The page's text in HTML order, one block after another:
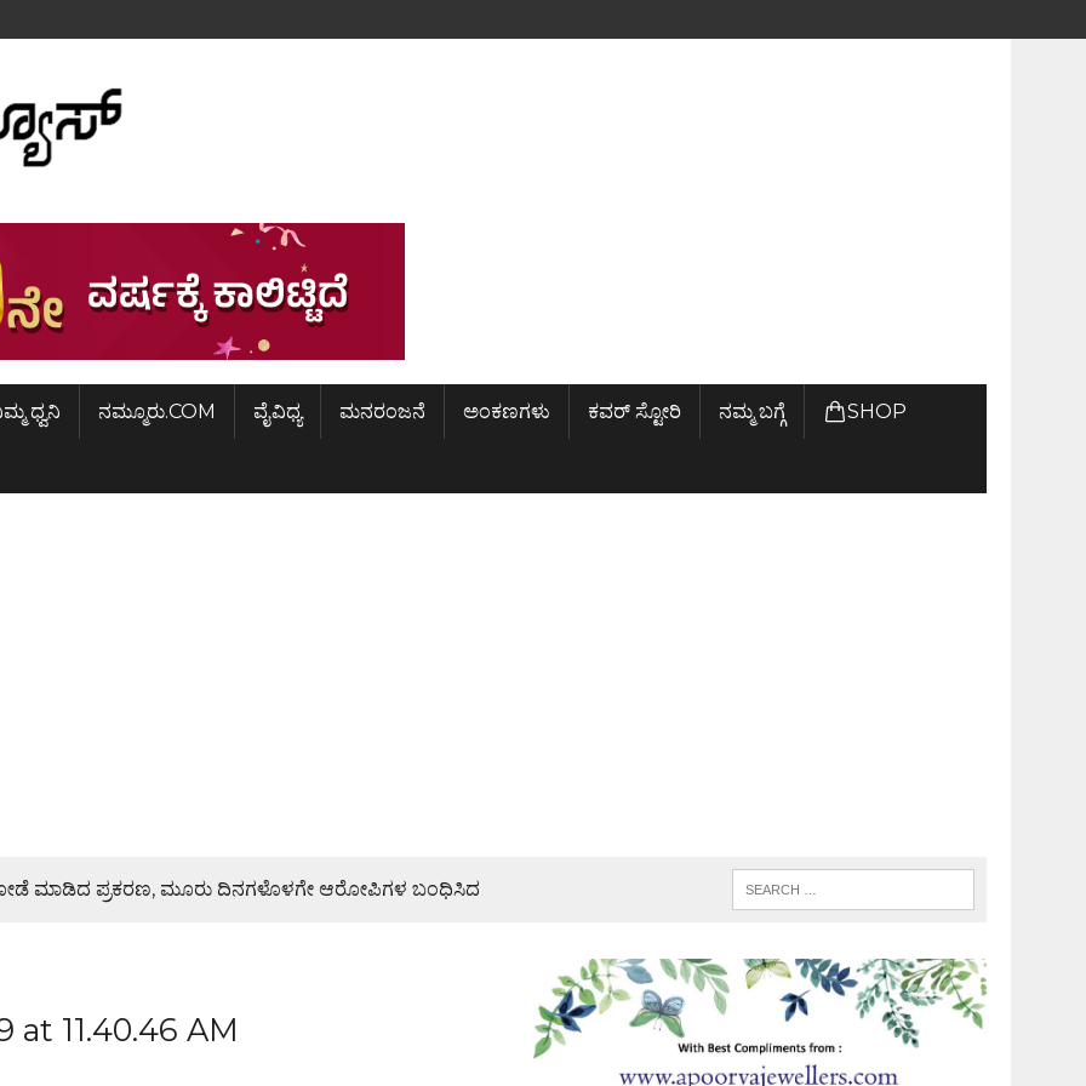
ಧ್ವನಿ ನಮ್ಮೂರು.COM ವೈವಿಧ್ಯ ಮನರಂಜನೆ ಅಂಕಣಗಳು ಕವರ್ ಸ್ಟೋರಿ ನಮ್ಮ ಬಗ್ಗೆ SHOP
ಮಾಡಿದ ಪ್ರಕರಣ, ಮೂರು ದಿನಗಳೊಳಗೇ ಆರೋಪಿಗಳ ಬಂಧಿಸಿದ
ನಾಯ್ಕ್ ಸಾಂತ್ವನ
11.40.46 AM